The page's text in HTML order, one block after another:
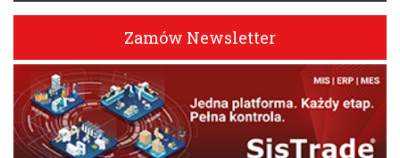
Zamów Newsletter